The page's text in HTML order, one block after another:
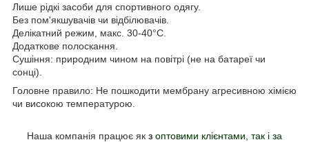
Лише рідкі засоби для спортивного одягу.
Без пом'якшувачів чи відбілювачів.
Делікатний режим , макс. 30-40°C.
Додаткове полоскання
Сушіння: природним чином на повітрі (не на батареї чи
сонці).
Головне правило: Не пошкодити мембрану агресивною хімією
чи високою температурою.
Наша компанія працює як з оптовими клієнтами, так і за